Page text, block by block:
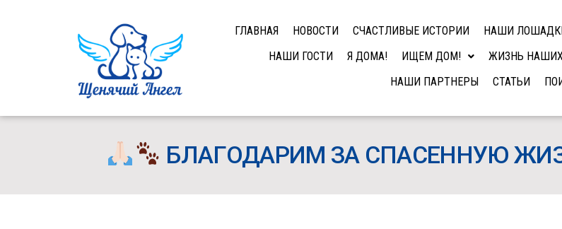
ГЛАВНАЯ НОВОСТИ СЧАСТЛИВЫЕ ИСТОРИИ НАШИ
НАШИ ГОСТИ
Я ДОМА! ИЩЕМ ДОМ! ЖИЗНЬ
НАШИ ПАРТНЕРЫ
СТАТЬИ
БЛАГОДАРИМ ЗА СПАСЕННУЮ